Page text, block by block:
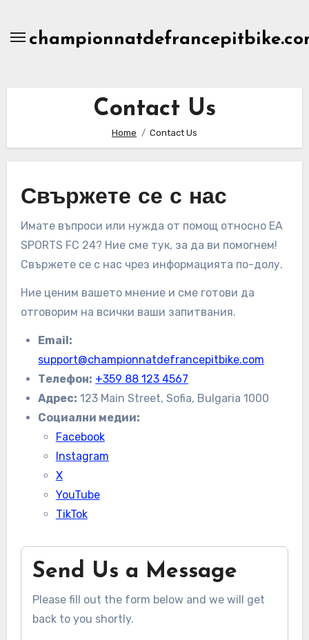
content
Contact Us
Home Contact Us
Свържете се с нас
Имате въпроси или нужда от помощ относно EA
SPORTS FC 24? Ние сме тук, за да ви помогнем!
Свържете се с нас чрез информацията по-долу.
Ние ценим вашето мнение и сме готови да
отговорим на всички ваши запитвания.
Email:
support@championnatdefrancepitbike.com
Телефон: +359 88 123 4567
Адрес: 123 Main Street, Sofia, Bulgaria 1000
Социални медии:
Facebook
Instagram
X
YouTube
TikTok
Send Us a Message
Please fill out the form below and we will get
back to you shortly.